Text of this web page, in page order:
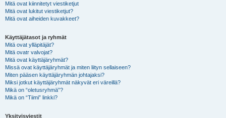
Mitä ovat kiinnitetyt viestiketjut
Mitä ovat lukitut viestiketjut?
Mitä ovat aiheiden kuvakkeet?
Käyttäjätasot ja ryhmät
Mitä ovat ylläpitäjät?
Mitä ovatr valvojat?
Mitä ovat käyttäjäryhmät?
Missä ovat käyttäjäryhmät ja miten liityn sellaiseen?
Miten pääsen käyttäjäryhmän johtajaksi?
Miksi jotkut käyttäjäryhmät näkyvät eri väreillä?
Mikä on “oletusryhmä”?
Mikä on “Tiimi” linkki?
Yksityisviestit